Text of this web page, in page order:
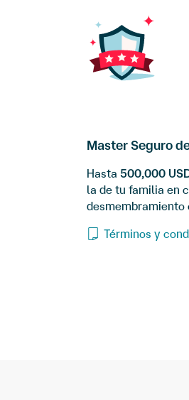
Master Seguro
Hasta 500,000
la de tu familia en
desmembramiento
Términos y